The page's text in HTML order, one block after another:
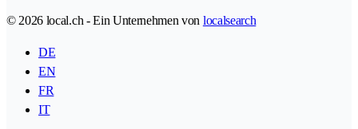
© 2026 local.ch - Ein Unternehmen von localsearch
DE
EN
FR
IT